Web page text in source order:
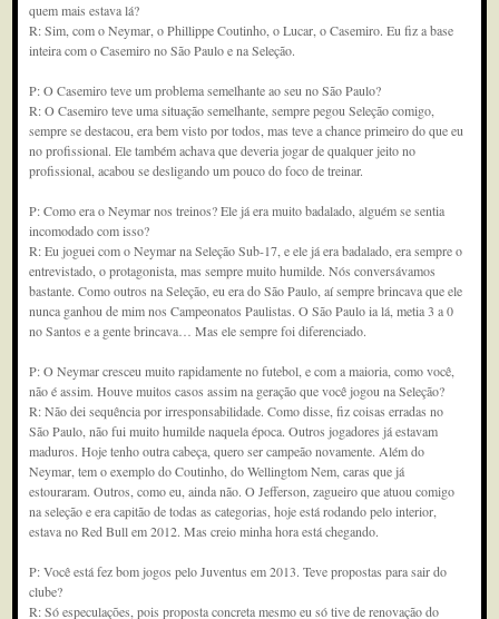
quem mais estava lá?
R: Sim, com o Neymar, o Phillippe Coutinho, o Lucar, o Casemiro. Eu fiz a base
inteira com o Casemiro no São Paulo e na Seleção.
P: O Casemiro teve um problema semelhante ao seu no São Paulo?
R: O Casemiro teve uma situação semelhante, sempre pegou Seleção comigo,
sempre se destacou, era bem visto por todos, mas teve a chance primeiro do que eu
no profissional. Ele também achava que deveria jogar de qualquer jeito no
profissional, acabou se desligando um pouco do foco de treinar.
P: Como era o Neymar nos treinos? Ele já era muito badalado, alguém se sentia
incomodado com isso?
R: Eu joguei com o Neymar na Seleção Sub-17, e ele já era badalado, era sempre o
entrevistado, o protagonista, mas sempre muito humilde. Nós conversávamos
bastante. Como outros na Seleção, eu era do São Paulo, aí sempre brincava que ele
nunca ganhou de mim nos Campeonatos Paulistas. O São Paulo ia lá, metia 3 a 0
no Santos e a gente brincava… Mas ele sempre foi diferenciado.
P: O Neymar cresceu muito rapidamente no futebol, e com a maioria, como você,
não é assim. Houve muitos casos assim na geração que você jogou na Seleção?
R: Não dei sequência por irresponsabilidade. Como disse, fiz coisas erradas no
São Paulo, não fui muito humilde naquela época. Outros jogadores já estavam
maduros. Hoje tenho outra cabeça, quero ser campeão novamente. Além do
Neymar, tem o exemplo do Coutinho, do Wellingtom Nem, caras que já
estouraram. Outros, como eu, ainda não. O Jefferson, zagueiro que atuou comigo
na seleção e era capitão de todas as categorias, hoje está rodando pelo interior,
estava no Red Bull em 2012. Mas creio minha hora está chegando.
P: Você está fez bom jogos pelo Juventus em 2013. Teve propostas para sair do
clube?
R: Só especulações, pois proposta concreta mesmo eu só tive de renovação do